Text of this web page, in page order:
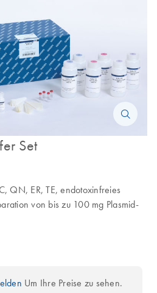
Set
QN, ER, TE, endotoxinfreies
von bis zu 100 mg Plasmid-
Um Ihre Preise zu sehen.